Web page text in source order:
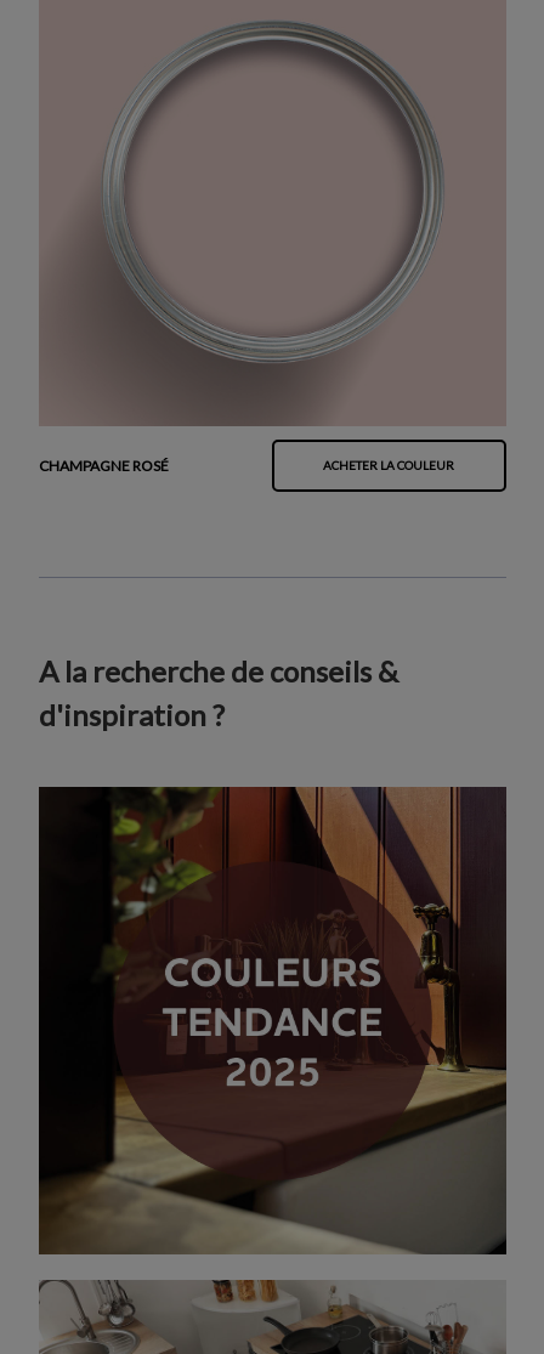
CHAMPAGNE ROSÉ ACHETER LA COULEUR
A la recherche de conseils &
d'inspiration ?